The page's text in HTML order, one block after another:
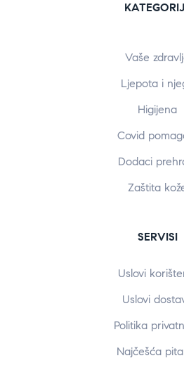
Vaše
Ljepota i
Higijena
Covid
Dodaci
Zaštita
SERVISI
Uslovi
Uslovi
Politika
Najčešća